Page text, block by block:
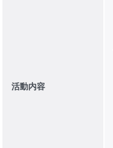
活動内容